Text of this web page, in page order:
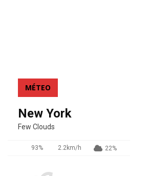
MÉTEO
New York
Few Clouds
93% 2.2km/h 22%